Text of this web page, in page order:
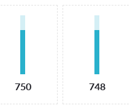
750 748